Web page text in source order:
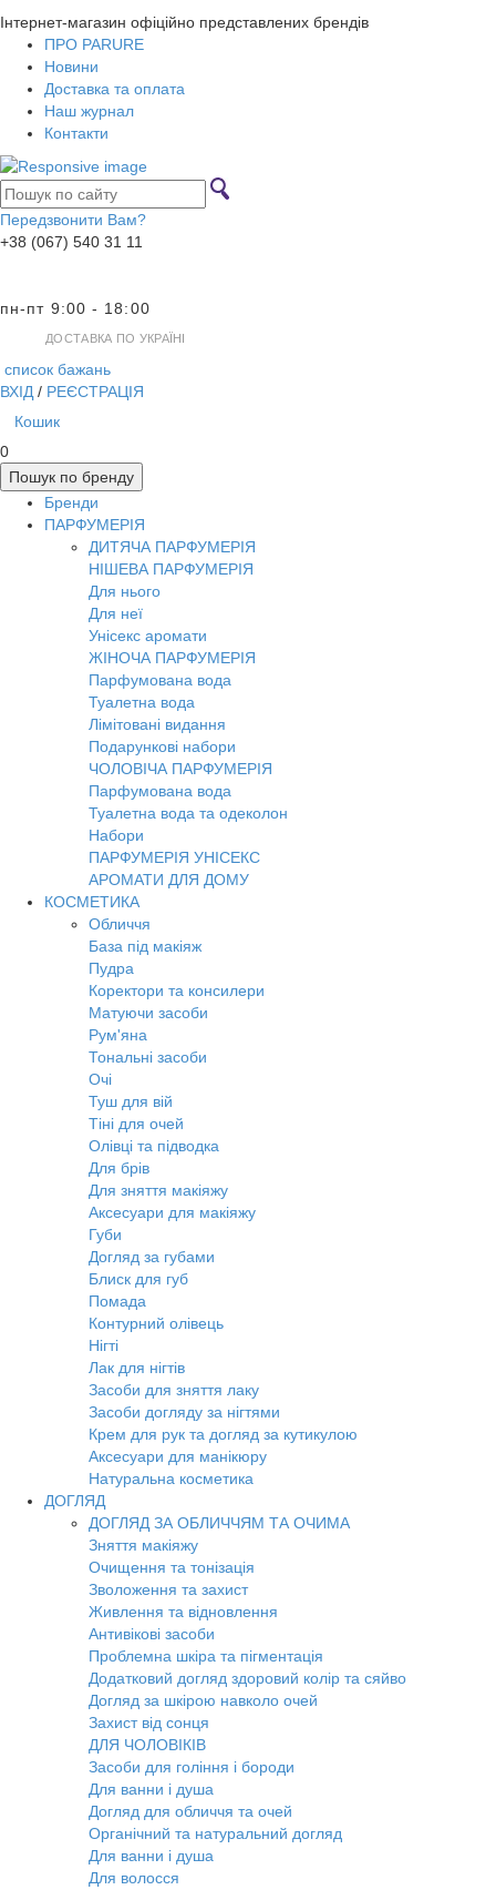
Інтернет-магазин офіційно представлених брендів
ПРО PARURE
Новини
Доставка та оплата
Наш журнал
Контакти
Передзвонити Вам?
+38 (067) 540 31 11
пн-пт 9:00 - 18:00
ДОСТАВКА ПО УКРАЇНІ
список бажань
ВХІД / РЕЄСТРАЦІЯ
Кошик
0
Пошук по бренду
Бренди
ПАРФУМЕРІЯ
ДИТЯЧА ПАРФУМЕРІЯ
НІШЕВА ПАРФУМЕРІЯ
Для нього
Для неї
Унісекс аромати
ЖІНОЧА ПАРФУМЕРІЯ
Парфумована вода
Туалетна вода
Лімітовані видання
Подарункові набори
ЧОЛОВІЧА ПАРФУМЕРІЯ
Парфумована вода
Туалетна вода та одеколон
Набори
ПАРФУМЕРІЯ УНІСЕКС
АРОМАТИ ДЛЯ ДОМУ
КОСМЕТИКА
Обличчя
База під макіяж
Пудра
Коректори та консилери
Матуючи засоби
Рум'яна
Тональні засоби
Очі
Туш для вій
Тіні для очей
Олівці та підводка
Для брів
Для зняття макіяжу
Аксесуари для макіяжу
Губи
Догляд за губами
Блиск для губ
Помада
Контурний олівець
Нігті
Лак для нігтів
Засоби для зняття лаку
Засоби догляду за нігтями
Крем для рук та догляд за кутикулою
Аксесуари для манікюру
Натуральна косметика
ДОГЛЯД
ДОГЛЯД ЗА ОБЛИЧЧЯМ ТА ОЧИМА
Зняття макіяжу
Очищення та тонізація
Зволоження та захист
Живлення та відновлення
Антивікові засоби
Проблемна шкіра та пігментація
Додатковий догляд здоровий колір та сяйво
Догляд за шкірою навколо очей
Захист від сонця
ДЛЯ ЧОЛОВІКІВ
Засоби для гоління і бороди
Для ванни і душа
Догляд для обличчя та очей
Органічний та натуральний догляд
Для ванни і душа
Для волосся